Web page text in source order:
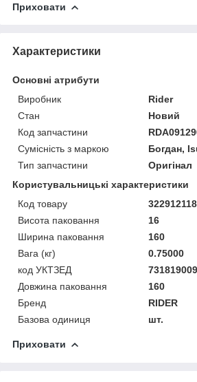
Приховати
Характеристики
Основні атрибути
Виробник
Rider
Стан
Новий
Код запчастини
Сумісність з маркою
Богдан,
Тип запчастини
Оригінал
Користувальницькі характеристики
Код товару
Висота паковання
16
Ширина паковання
160
Вага (кг)
0.75000
код УКТЗЕД
Довжина паковання
160
Бренд
RIDER
Базова одиниця
шт.
Приховати